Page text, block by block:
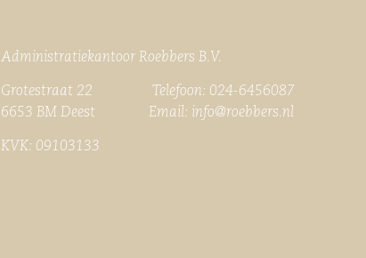
Administratiekantoor Roebbers B.V.
Grotestraat 22 Telefoon: 024-6456087
6653 BM Deest Email: info@roebbers.nl
KVK: 09103133